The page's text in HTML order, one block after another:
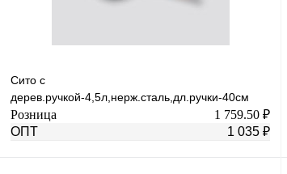
Сито с
дерев.ручкой-4,5л,нерж.сталь,дл.ручки-40см
Розница
1 759.50 ₽
ОПТ
1 035 ₽